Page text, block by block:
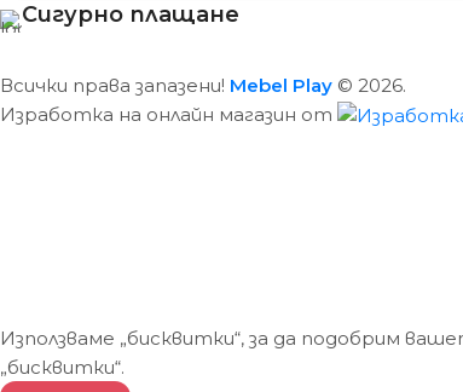
Сигурно плащане
Всички права запазени! Mebel Play © 2026.
Изработка на онлайн магазин от
Използваме „бисквитки“, за да подобрим
„бисквитки“.